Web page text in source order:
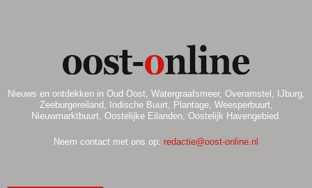
Nieuws en ontdekken in Oud Oost, Watergraafsmeer, Overamstel, IJburg,
Zeeburgereiland, Indische Buurt, Plantage, Weesperbuurt,
Nieuwmarktbuurt, Oostelijke Eilanden, Oostelijk Havengebied.
Neem contact met ons op: redactie@oost-online.nl